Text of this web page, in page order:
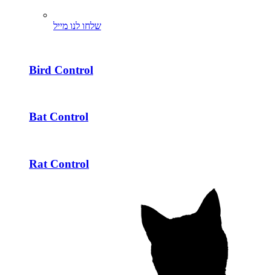
שלחו לנו מייל
Bird Control
Bat Control
Rat Control